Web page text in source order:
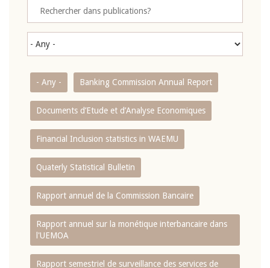
- Any - Banking Commission Annual Report
Documents d’Etude et d’Analyse Economiques
Financial Inclusion statistics in WAEMU
Quaterly Statistical Bulletin
Rapport annuel de la Commission Bancaire
Rapport annuel sur la monétique interbancaire dans
l'UEMOA
Rapport semestriel de surveillance des services de